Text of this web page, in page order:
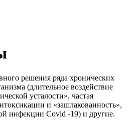
решения ряда хронических
(длительное воздействие
усталости», частая
и «зашлакованность»,
инфекции Сovid -19) и другие.